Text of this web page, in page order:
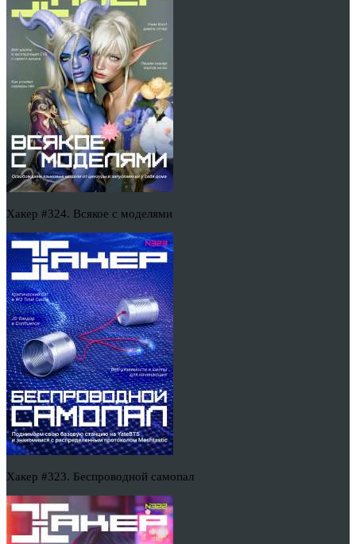
Хакер #324. Всякое с моделями
Хакер #323. Беспроводной самопал